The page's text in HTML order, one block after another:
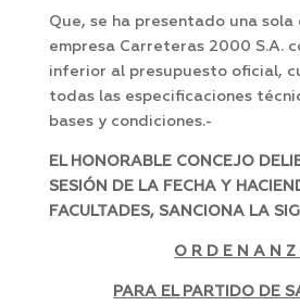
Que, se ha presentado una
empresa Carreteras 2000 S.A.
inferior al presupuesto oficial,
todas las especificaciones
bases y condiciones.-
EL HONORABLE CONCEJO
SESIÓN DE LA FECHA Y
FACULTADES, SANCIONA LA
O R D E N A N Z
PARA EL PARTIDO DE